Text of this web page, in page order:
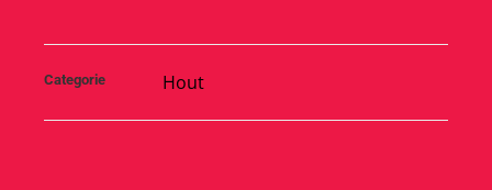
Categorie Hout